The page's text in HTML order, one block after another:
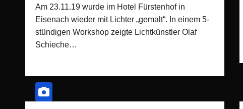
Am 23.11.19 wurde im Hotel Fürstenhof in
Eisenach wieder mit Lichter „gemalt“. In einem 5-
stündigen Workshop zeigte Lichtkünstler Olaf
Schieche…